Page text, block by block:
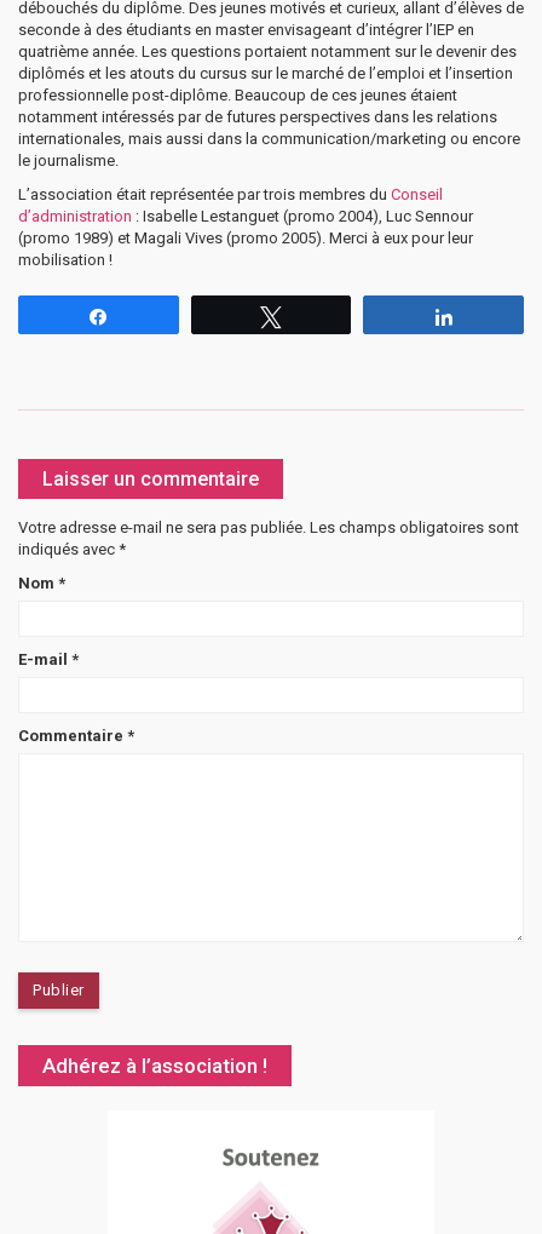
débouchés du diplôme. Des jeunes motivés et curieux, allant d’élèves de
seconde à des étudiants en master envisageant d’intégrer l’IEP en
quatrième année. Les questions portaient notamment sur le devenir des
diplômés et les atouts du cursus sur le marché de l’emploi et l’insertion
professionnelle post-diplôme. Beaucoup de ces jeunes étaient
notamment intéressés par de futures perspectives dans les relations
internationales, mais aussi dans la communication/marketing ou encore
le journalisme.
L’association était représentée par trois membres du Conseil
d’administration : Isabelle Lestanguet (promo 2004), Luc Sennour
(promo 1989) et Magali Vives (promo 2005). Merci à eux pour leur
mobilisation !
Laisser un commentaire
Votre adresse e-mail ne sera pas publiée. Les champs obligatoires sont
indiqués avec *
Nom *
E-mail *
Commentaire *
Adhérez à l’association !